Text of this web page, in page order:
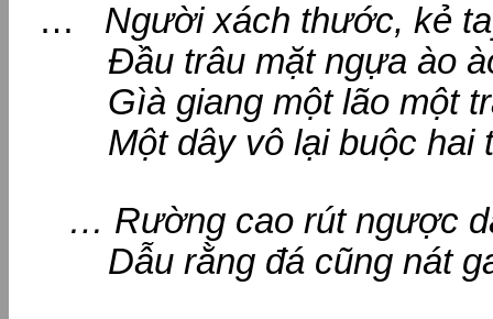
… Người xách thước, kẻ
Đầu trâu mặt ngựa ào
Gìà giang một lão một
Một dây vô lại buộc hai
… Rường cao rút ngược
Dẫu rằng đá cũng nát